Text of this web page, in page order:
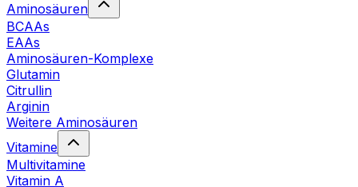
Aminosäuren
BCAAs
EAAs
Aminosäuren-Komplexe
Glutamin
Citrullin
Arginin
Weitere Aminosäuren
Vitamine
Multivitamine
Vitamin A